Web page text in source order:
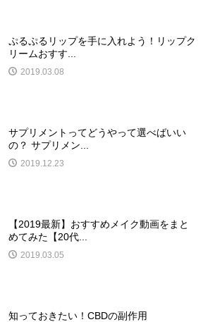
ぷるぷるリップを手に入れよう！リップク
リームおすす...
2019.03.08
サプリメントってどうやって選べばいい
の？ サプリメン...
2019.12.23
【2019最新】おすすめメイク動画をまと
めてみた【20代...
2019.03.05
知っておきたい！CBDの副作用